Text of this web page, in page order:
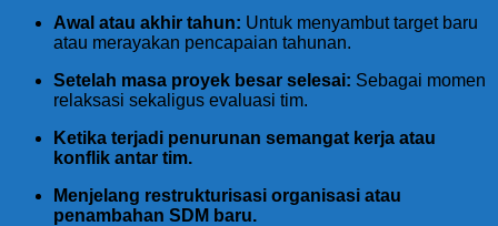
Awal atau akhir tahun: Untuk menyambut target baru
atau merayakan pencapaian tahunan.
Setelah masa proyek besar selesai: Sebagai momen
relaksasi sekaligus evaluasi tim.
Ketika terjadi penurunan semangat kerja atau
konflik antar tim.
Menjelang restrukturisasi organisasi atau
penambahan SDM baru.